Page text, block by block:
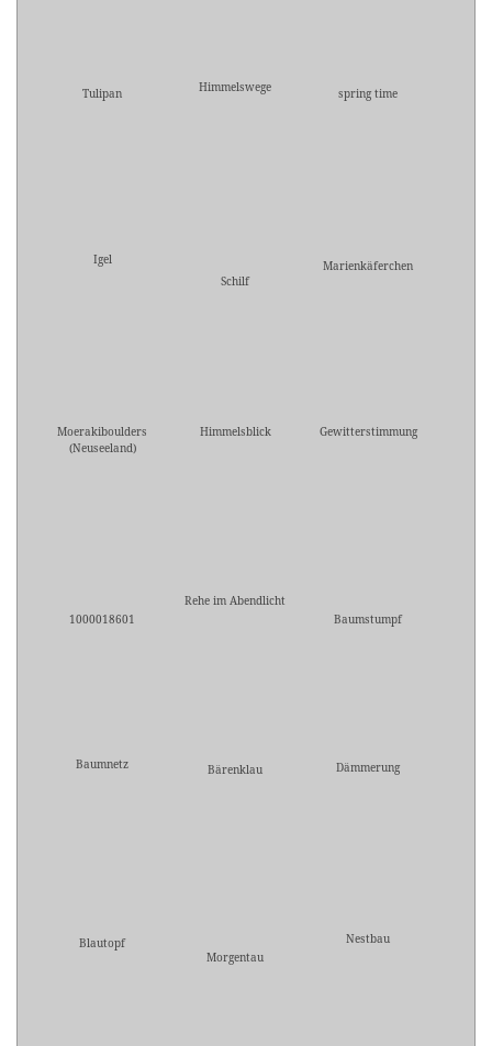
Tulipan Himmelswege spring time
Igel
Schilf
Marienkäferchen
Moerakiboulders
(Neuseeland)
Himmelsblick Gewitterstimmung
1000018601
Rehe im Abendlicht
Baumstumpf
Baumnetz Bärenklau Dämmerung
Blautopf
Morgentau
Nestbau